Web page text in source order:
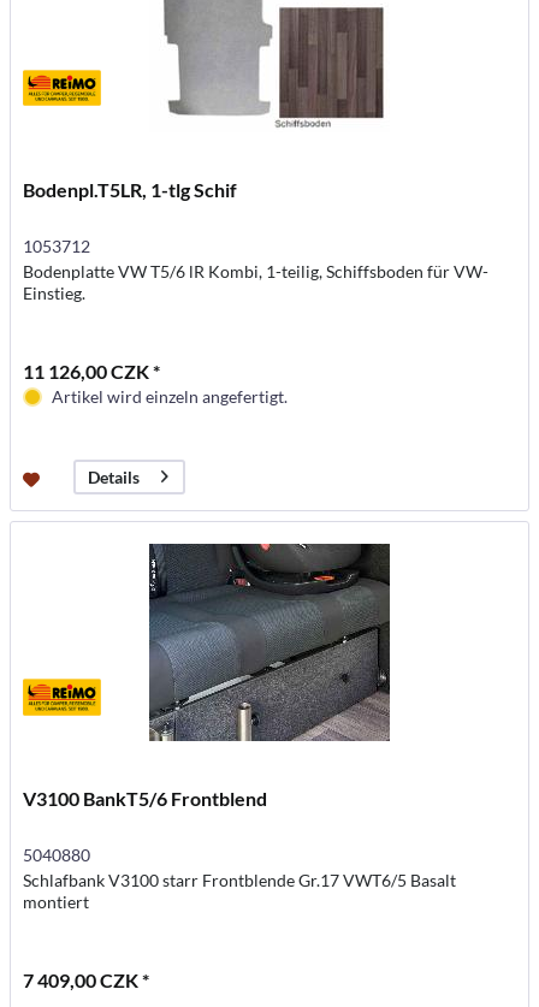
Bodenpl.T5LR, 1-tlg Schif
1053712
Bodenplatte VW T5/6 lR Kombi, 1-teilig, Schiffsboden für VW-
Einstieg.
11 126,00 CZK *
Artikel wird einzeln angefertigt.
Details
V3100 BankT5/6 Frontblend
5040880
Schlafbank V3100 starr Frontblende Gr.17 VWT6/5 Basalt
montiert
7 409,00 CZK *